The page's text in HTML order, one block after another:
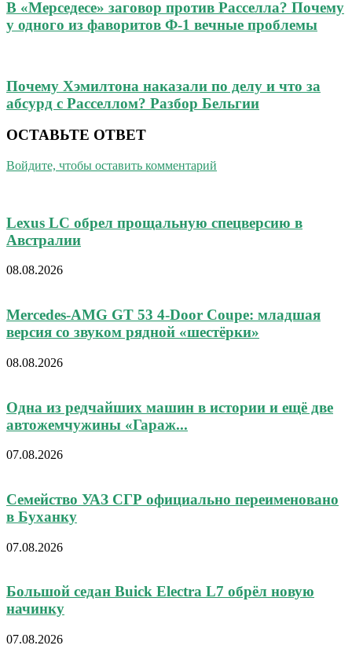
В «Мерседесе» заговор против Расселла? Почему
у одного из фаворитов Ф-1 вечные проблемы
Почему Хэмилтона наказали по делу и что за
абсурд с Расселлом? Разбор Бельгии
ОСТАВЬТЕ ОТВЕТ
Войдите, чтобы оставить комментарий
Lexus LC обрел прощальную спецверсию в
Австралии
08.08.2026
Mercedes-AMG GT 53 4-Door Coupe: младшая
версия со звуком рядной «шестёрки»
08.08.2026
Одна из редчайших машин в истории и ещё две
автожемчужины «Гараж...
07.08.2026
Семейство УАЗ СГР официально переименовано
в Буханку
07.08.2026
Большой седан Buick Electra L7 обрёл новую
начинку
07.08.2026